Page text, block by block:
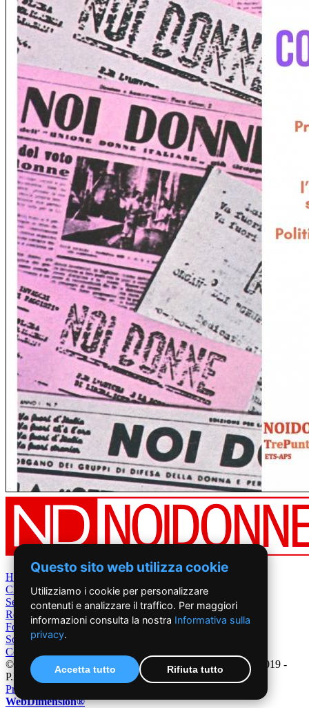
Home
Chi Siamo
Settimanale
Rete News
Foto&Video
Sostienici
Contatti
©2019 - NoiDonne - Iscrizione ROC n.33421 del 23 /09/ 2019 -
P.IVA 00878931005
Privacy Policy
WebDimension®
Questo sito web utilizza cookie
Utilizziamo i cookie per personalizzare
contenuti e analizzare il traffico. Per maggiori
informazioni consulta la nostra Informativa sulla
privacy.
Accetta tutto Rifiuta tutto